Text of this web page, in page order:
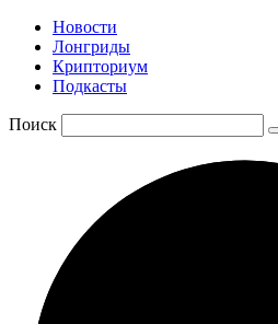
Новости
Лонгриды
Крипториум
Подкасты
Поиск